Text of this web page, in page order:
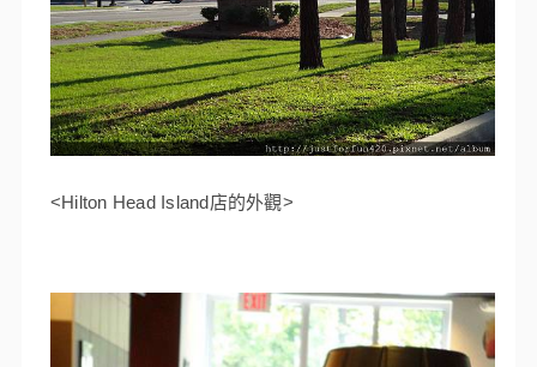
<Hilton Head Island店的外觀>